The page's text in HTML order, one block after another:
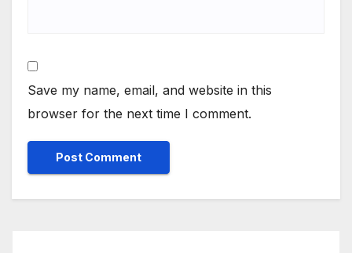
Save my name, email, and website in this
browser for the next time I comment.